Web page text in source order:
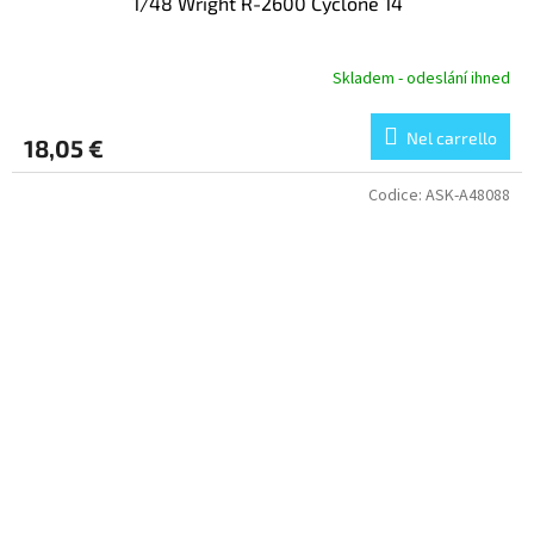
Skladem - odeslání ihned
18,05 € Nel carrello
Codice: ASK-A48088